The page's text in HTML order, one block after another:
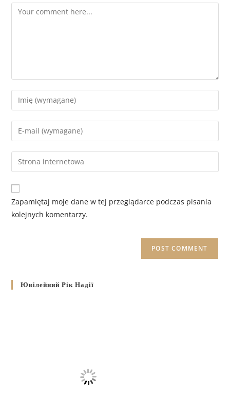
Zapamiętaj moje dane w tej przeglądarce podczas pisania
kolejnych komentarzy.
Ювілейний Рік Надії